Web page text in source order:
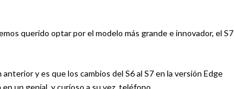
querido optar por el modelo más grande e innovador, el S7
y es que los cambios del S6 al S7 en la versión Edge